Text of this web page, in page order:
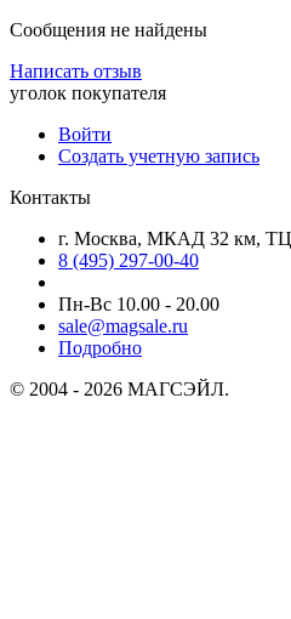
Сообщения не найдены
Написать отзыв
уголок покупателя
Войти
Создать учетную запись
Контакты
г. Москва, МКАД 32 км,
8 (495) 297-00-40
Пн-Вс 10.00 - 20.00
sale@magsale.ru
Подробно
© 2004 - 2026 МАГСЭЙЛ.